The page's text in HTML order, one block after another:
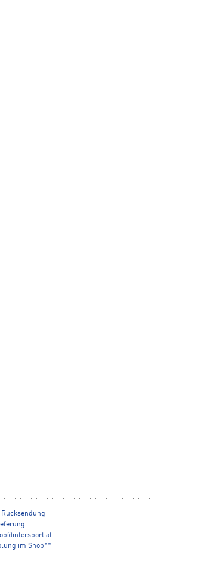
Rücksendung
@ intersport.at
im Shop**